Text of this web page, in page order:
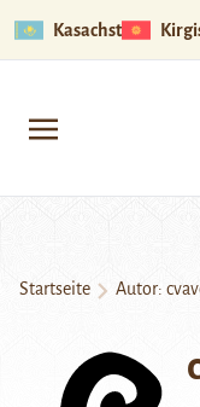
Kasachstan
Startseite Autor: